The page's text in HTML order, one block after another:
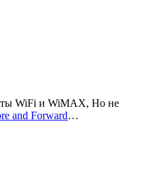
WiFi и WiMAX, Но не
and Forward…